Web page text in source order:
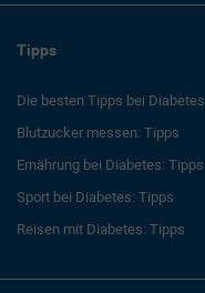
Tipps
Die besten Tipps bei Diabetes
Blutzucker messen: Tipps
Ernährung bei Diabetes: Tipps
Sport bei Diabetes: Tipps
Reisen mit Diabetes: Tipps